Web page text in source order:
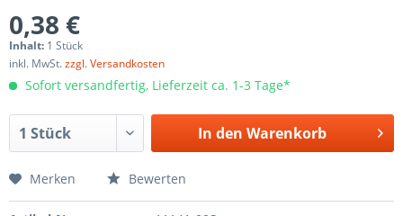
0,38 €
Inhalt: 1 Stück
inkl. MwSt.zzgl. Versandkosten
Sofort versandfertig, Lieferzeit ca. 1-3 Tage*
In den Warenkorb
Merken Bewerten